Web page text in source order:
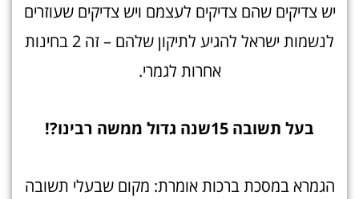
יש צדיקים שהם צדיקים לעצמם ויש צדיקים שעוזרים
לנשמות ישראל להגיע לתיקון שלהם – זה 2 בחינות
אחרות לגמרי.
בעל תשובה 15שנה גדול ממשה רבינו?!
הגמרא במסכת ברכות אומרת: מקום שבעלי תשובה